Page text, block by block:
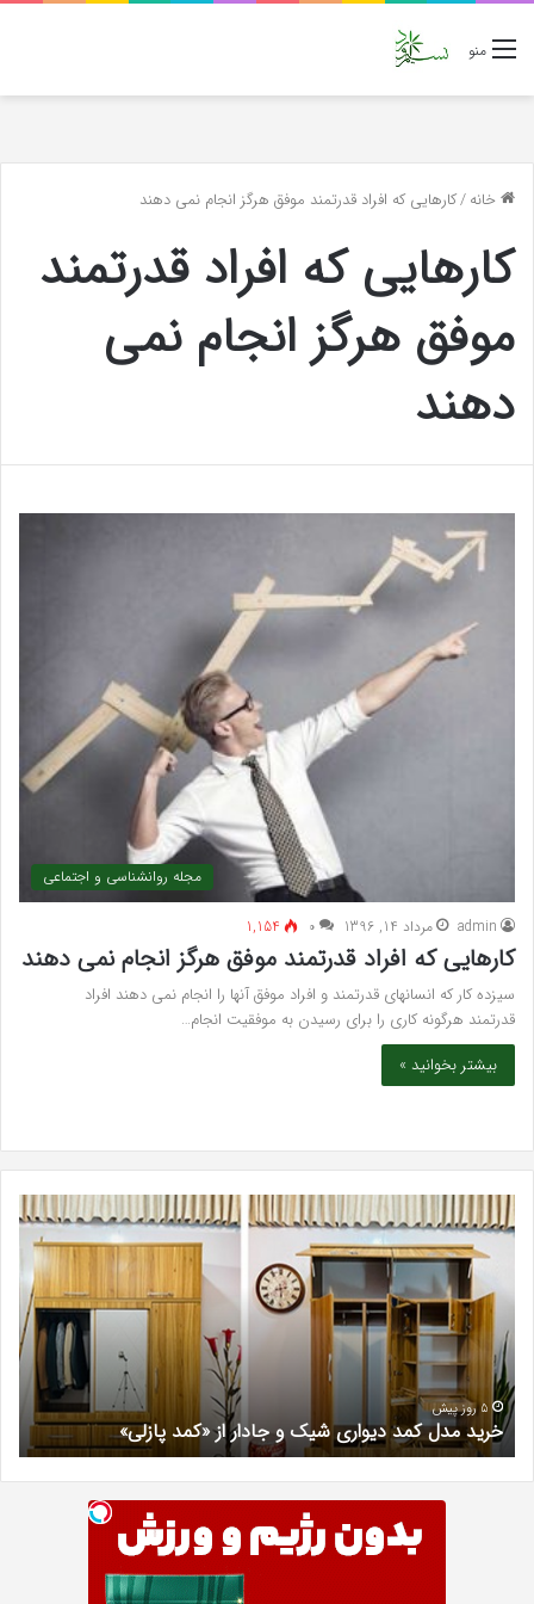
منو
خانه/کارهایی که افراد قدرتمند موفق هرگز انجام نمی دهند
کارهایی که افراد قدرتمند
موفق هرگز انجام نمی
دهند
مجله روانشناسی و اجتماعی
admin مرداد 14, 1396 ۰ 1,154
کارهایی که افراد قدرتمند موفق هرگز انجام نمی دهند
سیزده کار که انسانهای قدرتمند و افراد موفق آنها را انجام نمی دهند افراد
قدرتمند هرگونه کاری را برای رسیدن به موفقیت انجام…
بیشتر بخوانید »
خرید
مدل
دیواری
شیک
جادار
از
«کمد
پازلی»
5 روز پیش
خرید مدل کمد دیواری شیک و جادار از «کمد پازلی»
در